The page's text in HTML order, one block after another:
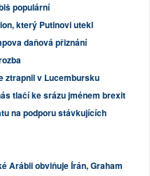
populární
který Putinovi utekl
daňová přiznání
ztrapnil v Lucembursku
tlačí ke srázu jménem brexit
na podporu stávkujících
Arábii obviňuje Írán, Graham